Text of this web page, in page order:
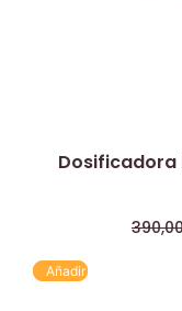
Dosificadora
Añadir